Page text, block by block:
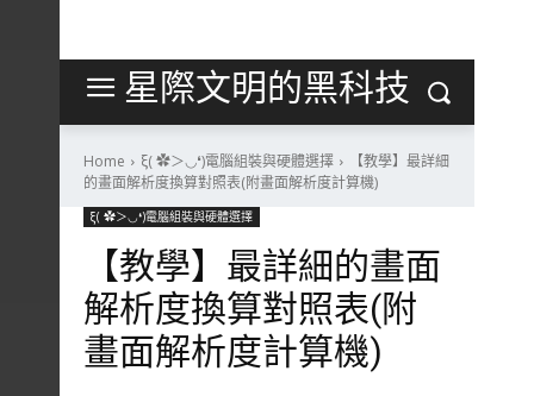
星際文明的黑科技
Home ξ( ✿＞◡❛)電腦組裝與硬體選擇
【教學】最詳細
的畫面解析度換算對照表(附畫面解析度計算機)
ξ( ✿＞◡❛)電腦組裝與硬體選擇
【教學】最詳細的畫面
解析度換算對照表(附
畫面解析度計算機)